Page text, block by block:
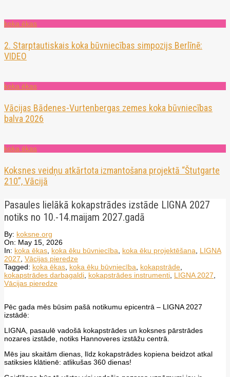
koka ēkas
2. Starptautiskais koka būvniecības simpozijs Berlīnē:
VIDEO
koka ēkas
Vācijas Bādenes-Vurtenbergas zemes koka būvniecības
balva 2026
koka ēkas
Koksnes veidņu atkārtota izmantošana projektā “Štutgarte
210”, Vācijā
Pasaules lielākā kokapstrādes izstāde LIGNA 2027
notiks no 10.-14.maijam 2027.gadā
By: koksne.org
On: May 15, 2026
In: koka ēkas, koka ēku būvniecība, koka ēku projektēšana, LIGNA
2027, Vācijas pieredze
Tagged: koka ēkas, koka ēku būvniecība, kokapstrāde,
kokapstrādes darbagaldi, kokapstrādes instrumenti, LIGNA 2027,
Vācijas pieredze
Pēc gada mēs būsim pašā notikumu epicentrā – LIGNA 2027
izstādē:
LIGNA, pasaulē vadošā kokapstrādes un koksnes pārstrādes
nozares izstāde, notiks Hannoveres izstāžu centrā.
Mēs jau skaitām dienas, līdz kokapstrādes kopiena beidzot atkal
satiksies klātienē: atlikušas 360 dienas!